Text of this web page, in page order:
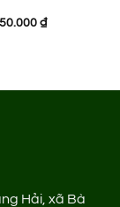
₫Giá
Hải, xã Bà